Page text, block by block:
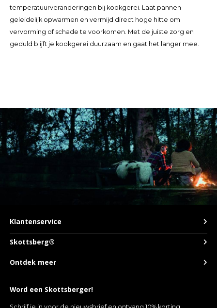
temperatuurveranderingen bij kookgerei. Laat pannen
geleidelijk opwarmen en vermijd direct hoge hitte om
vervorming of schade te voorkomen. Met de juiste zorg en
geduld blijft je kookgerei duurzaam en gaat het langer mee.
Skottsberg®
Klantenservice
Ontdek meer
Word een Skottsberger!